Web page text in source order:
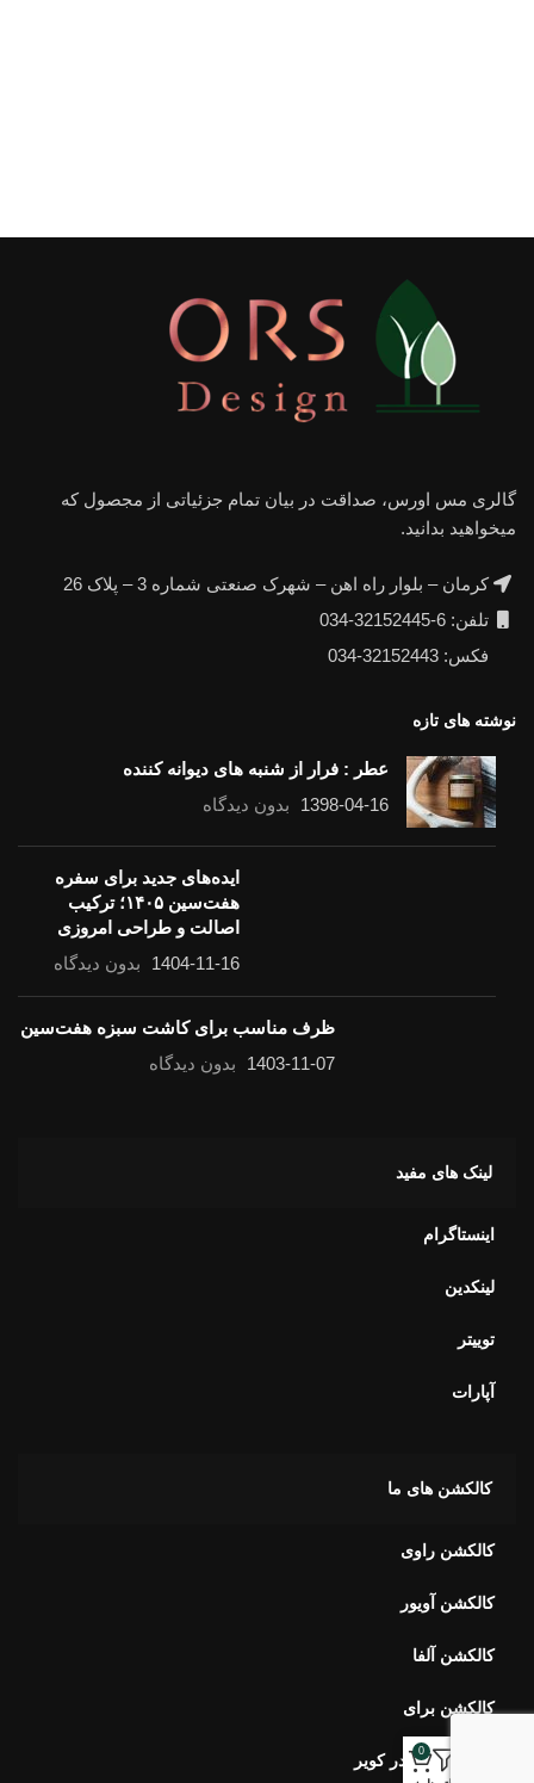
گالری مس اورس، صداقت در بیان تمام جزئیاتی از مجصول که
میخواهید بدانید.
کرمان – بلوار راه اهن – شهرک صنعتی شماره 3 – پلاک 26
تلفن: 6-32152445-034
فکس: 32152443-034
نوشته های تازه
عطر : فرار از شنبه های دیوانه کننده
1398-04-16
بدون دیدگاه
ایده‌های جدید برای سفره
هفت‌سین ۱۴۰۵؛ ترکیب
اصالت و طراحی امروزی
1404-11-16
بدون دیدگاه
ظرف مناسب برای کاشت سبزه هفت‌سین
1403-11-07
بدون دیدگاه
لینک های مفید
اینستاگرام
لینکدین
توییتر
آپارات
کالکشن های ما
کالکشن راوی
کالکشن آویور
کالکشن آلفا
کالکشن برای
کالکشن بهار در کویر
0